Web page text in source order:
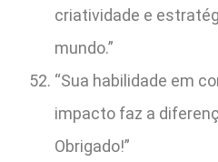
criatividade e
mundo.”
“Sua habilidade em
impacto faz a
Obrigado!”